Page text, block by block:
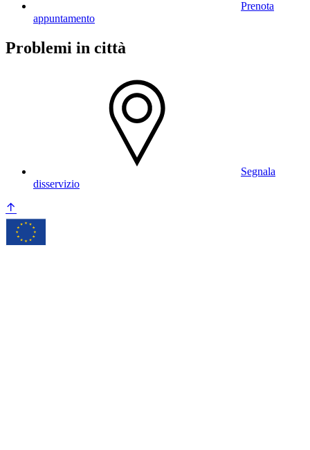
Prenota
appuntamento
Problemi in città
Segnala
disservizio